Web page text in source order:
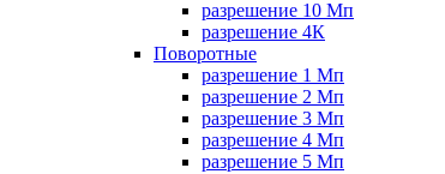
разрешение 10 Мп
разрешение 4К
Поворотные
разрешение 1 Мп
разрешение 2 Мп
разрешение 3 Мп
разрешение 4 Мп
разрешение 5 Мп